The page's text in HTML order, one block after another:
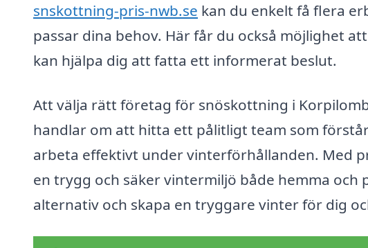
snskottning-pris-nwb.se kan du enkelt få flera
passar dina behov. Här får du också möjlighet
kan hjälpa dig att fatta ett informerat beslut.
Att välja rätt företag för snöskottning i
handlar om att hitta ett pålitligt team som
arbeta effektivt under vinterförhållanden. Med
en trygg och säker vintermiljö både hemma och
alternativ och skapa en tryggare vinter för dig